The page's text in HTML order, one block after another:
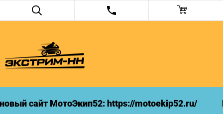
сайт МотоЭкип52: https://motoekip52.ru/